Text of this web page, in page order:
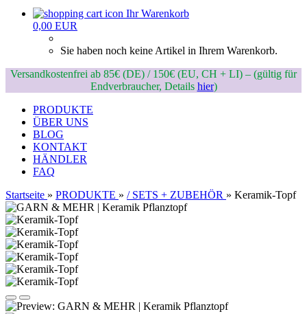
Ihr Warenkorb
0,00 EUR
Sie haben noch keine Artikel in Ihrem Warenkorb.
Versandkostenfrei ab 85€ (DE) / 150€ (EU, CH + LI) – (gültig für
Endverbraucher, Details hier)
PRODUKTE
ÜBER UNS
BLOG
KONTAKT
HÄNDLER
FAQ
Startseite » PRODUKTE » / SETS + ZUBEHÖR » Keramik-Topf